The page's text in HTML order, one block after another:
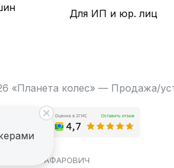
Для ИП и юр. лиц
«Планета колес» — Продажа/
ДИНАР ЯГАФАРОВИЧ